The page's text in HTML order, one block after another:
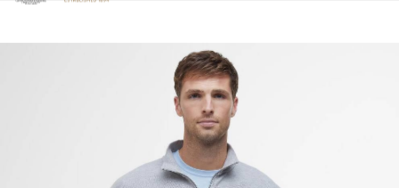
Clicca per visualizzare la nostra Dichiarazione di Accessibilità